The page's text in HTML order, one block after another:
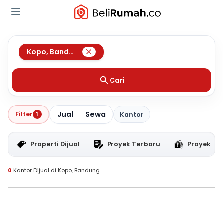
Kopo, Bandung
Cari
Filter 1 Jual Sewa Kantor
Properti Dijual Proyek Terbaru Proyek
0 Kantor Dijual di Kopo, Bandung